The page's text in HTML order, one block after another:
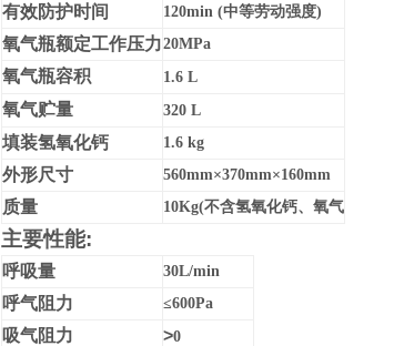
有效防护时间 120min (中等劳动强度)
氧气瓶额定工作压力20MPa
氧气瓶容积 1.6 L
氧气贮量 320 L
填装氢氧化钙 1.6 kg
外形尺寸 560mm×370mm×160mm
质量 10Kg(不含氢氧化钙、氧气
主要性能:
呼吸量 30L/min
呼气阻力 ≤600Pa
吸气阻力 >0